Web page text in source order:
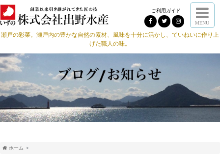
ご利用ガイド
MENU
瀬戸の彩菜。瀬戸内の豊かな自然の素材、風味を十分に活かし、ていねいに作り上
げた職人の味。
ホーム